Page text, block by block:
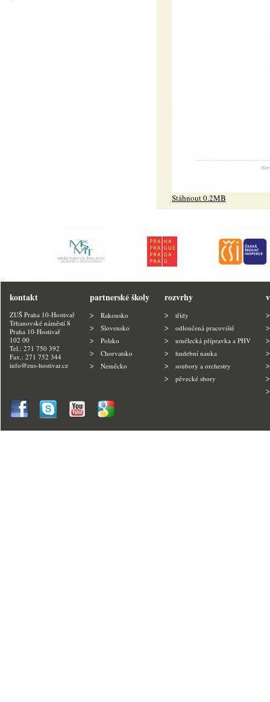
Stáhnout 0.2MB
kontakt
ZUŠ Praha 10-Hostivař
Trhanovské náměstí 8
Praha 10-Hostivař
102 00
Tel.: 271 750 392
Fax.: 271 752 344
info@zus-hostivar.cz
partnerské školy
Rakousko
Slovensko
Polsko
Chorvatsko
Neměcko
rozvrhy
třídy
odloučená pracoviště
umělecká přípravka a PHV
hudební nauka
soubory a orchestry
pěvecké sbory